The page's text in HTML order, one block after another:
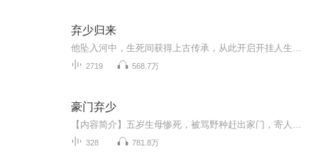
弃少归来
2719 568.7万
豪门弃少
328 781.8万